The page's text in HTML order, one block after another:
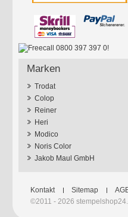
Marken
Trodat
Colop
Reiner
Heri
Modico
Noris Color
Jakob Maul GmbH
Kontakt Sitemap
©2011 - 2026